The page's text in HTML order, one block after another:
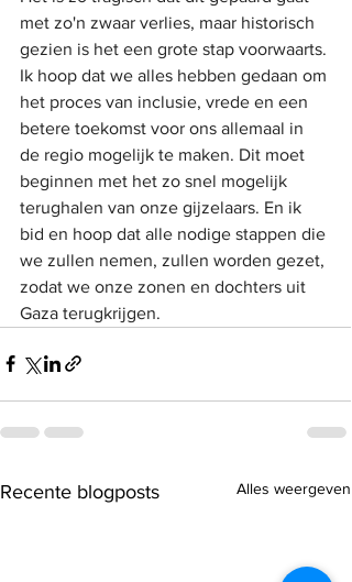
met zo'n zwaar verlies, maar historisch
gezien is het een grote stap voorwaarts.
Ik hoop dat we alles hebben gedaan om
het proces van inclusie, vrede en een
betere toekomst voor ons allemaal in
de regio mogelijk te maken. Dit moet
beginnen met het zo snel mogelijk
terughalen van onze gijzelaars. En ik
bid en hoop dat alle nodige stappen die
we zullen nemen, zullen worden gezet,
zodat we onze zonen en dochters uit
Gaza terugkrijgen.
Recente blogposts Alles weergeven